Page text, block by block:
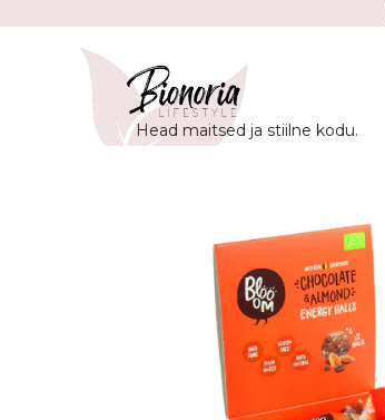
Head maitsed ja stiilne kodu.